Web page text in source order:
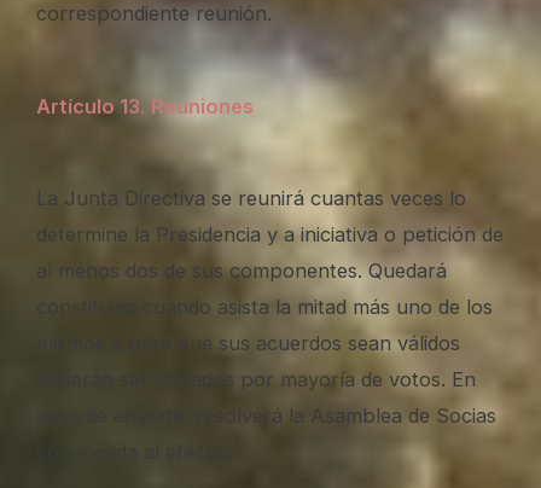
correspondiente reunión.
Artículo 13. Reuniones
La Junta Directiva se reunirá cuantas veces lo
determine la Presidencia y a iniciativa o petición de
al menos dos de sus componentes. Quedará
constituida cuando asista la mitad más uno de los
mismos y para que sus acuerdos sean válidos
deberán ser tomados por mayoría de votos. En
caso de empate, resolverá la Asamblea de Socias
convocada al efecto.